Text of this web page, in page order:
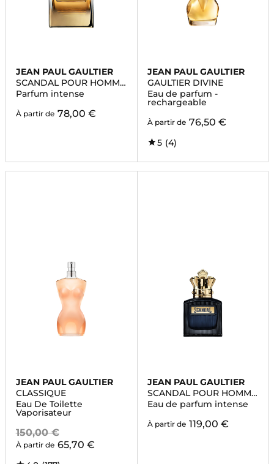
JEAN PAUL GAULTIER
SCANDAL POUR HOMME
ABSOLU
Parfum intense
À partir de 78,00 €
JEAN PAUL GAULTIER
GAULTIER DIVINE
Eau de parfum -
rechargeable
À partir de 76,50 €
5 (4)
JEAN PAUL GAULTIER
CLASSIQUE
Eau De Toilette
Vaporisateur
150,00 €
À partir de 65,70 €
JEAN PAUL GAULTIER
SCANDAL POUR HOMME
INTENSE
Eau de parfum intense
À partir de 119,00 €